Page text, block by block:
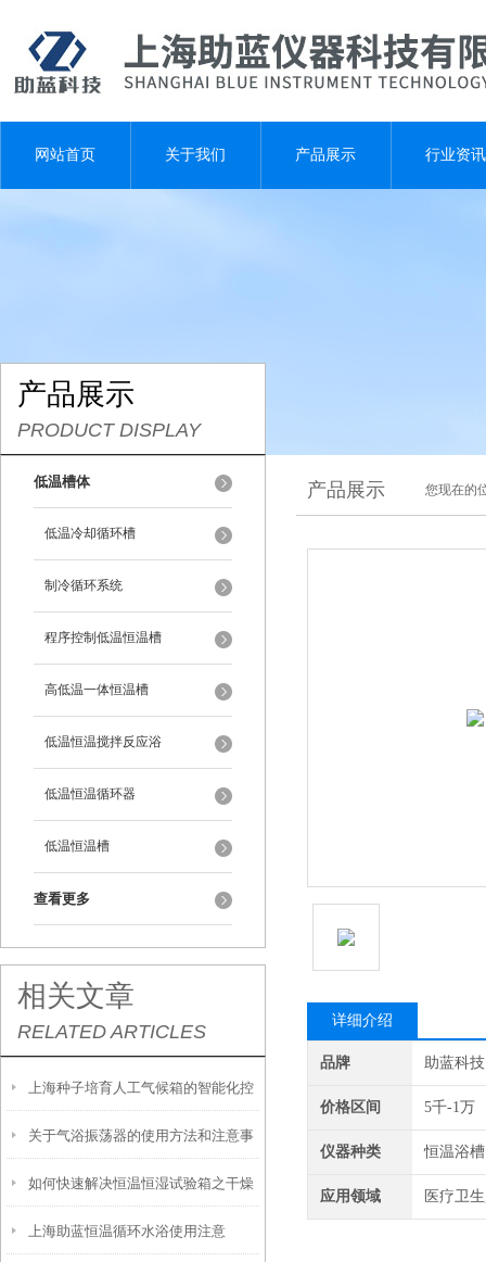
网站首页 关于我们 产品展示 行业资讯
产品展示
PRODUCT DISPLAY
低温槽体
低温冷却循环槽
制冷循环系统
程序控制低温恒温槽
高低温一体恒温槽
低温恒温搅拌反应浴
低温恒温循环器
低温恒温槽
查看更多
相关文章
RELATED ARTICLES
上海种子培育人工气候箱的智能化控
制技术和功能特性
关于气浴振荡器的使用方法和注意事
项
如何快速解决恒温恒湿试验箱之干燥
过滤器失效的问题
上海助蓝恒温循环水浴使用注意
产品展示 您现在的
详细介绍
品牌 助蓝科技
价格区间 5千-1万
仪器种类 恒温浴槽
应用领域 医疗卫